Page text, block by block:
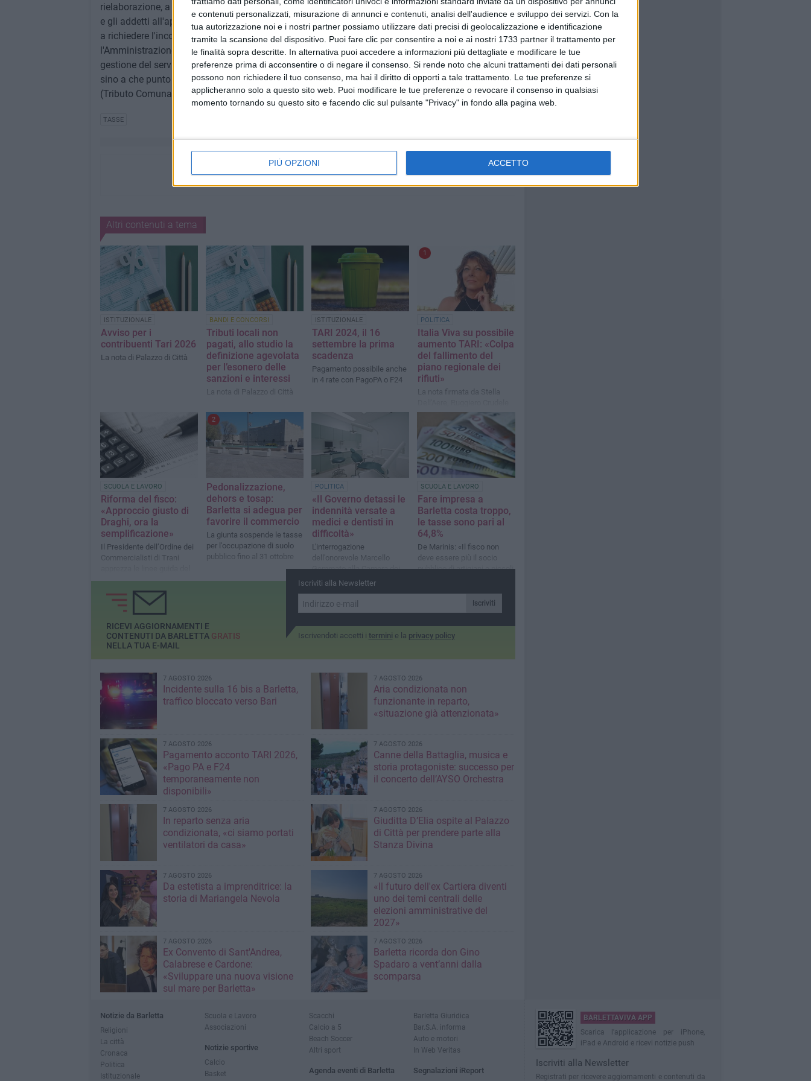
e contenuti personalizzati, misurazione di annunci e contenuti, analisi dell'audience e sviluppo dei servizi. Con la
tua autorizzazione noi e i nostri partner possiamo utilizzare dati precisi di geolocalizzazione e identificazione
tramite la scansione del dispositivo. Puoi fare clic per consentire a noi e ai nostri 1733 partner il trattamento per
le finalità sopra descritte. In alternativa puoi accedere a informazioni più dettagliate e modificare le tue
preferenze prima di acconsentire o di negare il consenso. Si rende noto che alcuni trattamenti dei dati personali
possono non richiedere il tuo consenso, ma hai il diritto di opporti a tale trattamento. Le tue preferenze si
applicheranno solo a questo sito web. Puoi modificare le tue preferenze o revocare il consenso in qualsiasi
momento tornando su questo sito e facendo clic sul pulsante "Privacy" in fondo alla pagina web.
PIÙ OPZIONI ACCETTO
rielaborazione, a partire dai calcoli tecnici nella quale interverranno l'Ufficio Comunale di Barletta
e gli addetti all'applicazione delle disposizioni deliberative. Le categorie infatti hanno provveduto
a richiedere l'incontro delle Associazioni di Categoria del Commercio in congiunzione con
l'Amministrazione Comunale di Barletta, il Servizio Tributi e la Società Bar.S.A. in temporanea
gestione del servizio in attesa della prossima successione al medesimo comune, per comprendere
sino a che punto si estendano gli effetti boomerang dell'imminente applicazione della TARES
(Tributo Comunale sui Rifiuti e sui Servizi).
TASSE
Altri contenuti a tema
ISTITUZIONALE
Avviso per i
contribuenti Tari 2026
La nota di Palazzo di Città
BANDI E CONCORSI
Tributi locali non
pagati, allo studio la
definizione agevolata
per l’esonero delle
sanzioni e interessi
La nota di Palazzo di Città
ISTITUZIONALE
TARI 2024, il 16
settembre la prima
scadenza
Pagamento possibile anche
in 4 rate con PagoPA o F24
1
POLITICA
Italia Viva su possibile
aumento TARI: «Colpa
del fallimento del
piano regionale dei
rifiuti»
La nota firmata da Stella
e Massimiliano Stellato
SCUOLA E LAVORO
Riforma del fisco:
«Approccio giusto di
Draghi, ora la
semplificazione»
Il Presidente dell’Ordine dei
Commercialisti di Trani
Presidente del Consiglio dei
2
Pedonalizzazione,
dehors e tosap:
Barletta si adegua per
favorire il commercio
La giunta sospende le tasse
per l'occupazione di suolo
pubblico fino al 31 ottobre
POLITICA
«Il Governo detassi le
indennità versate a
medici e dentisti in
difficoltà»
L'interrogazione
dell'onorevole Marcello
Gemmato alla Camera dei
Deputati
SCUOLA E LAVORO
Fare impresa a
Barletta costa troppo,
le tasse sono pari al
64,8%
De Marinis: «Il fisco non
deve essere più il socio
pubblico di artigiani e piccoli
Iscriviti alla Newsletter
Iscriviti
Iscrivendoti accetti i termini e la privacy policy
RICEVI AGGIORNAMENTI E
CONTENUTI DA BARLETTA GRATIS
NELLA TUA E-MAIL
7 AGOSTO 2026
Incidente sulla 16 bis a Barletta,
traffico bloccato verso Bari
7 AGOSTO 2026
Aria condizionata non
funzionante in reparto,
«situazione già attenzionata»
7 AGOSTO 2026
Pagamento acconto TARI 2026,
«Pago PA e F24
temporaneamente non
disponibili»
7 AGOSTO 2026
Canne della Battaglia, musica e
storia protagoniste: successo per
il concerto dell’AYSO Orchestra
7 AGOSTO 2026
In reparto senza aria
condizionata, «ci siamo portati
ventilatori da casa»
7 AGOSTO 2026
Giuditta D’Elia ospite al Palazzo
di Città per prendere parte alla
Stanza Divina
7 AGOSTO 2026
Da estetista a imprenditrice: la
storia di Mariangela Nevola
7 AGOSTO 2026
«Il futuro dell'ex Cartiera diventi
uno dei temi centrali delle
elezioni amministrative del
2027»
7 AGOSTO 2026
Ex Convento di Sant'Andrea,
Calabrese e Cardone:
«Sviluppare una nuova visione
sul mare per Barletta»
7 AGOSTO 2026
Barletta ricorda don Gino
Spadaro a vent’anni dalla
scomparsa
Notizie da Barletta
Religioni
La città
Cronaca
Politica
Istituzionale
Scuola e Lavoro
Associazioni
Notizie sportive
Calcio
Basket
Scacchi
Calcio a 5
Beach Soccer
Altri sport
Agenda eventi di Barletta
Barletta Giuridica
Bar.S.A. informa
Auto e motori
In Web Veritas
Segnalazioni iReport
BARLETTAVIVA APP
Scarica l'applicazione per iPhone,
iPad e Android e ricevi notizie push
Iscriviti alla Newsletter
Registrati per ricevere aggiornamenti e contenuti da